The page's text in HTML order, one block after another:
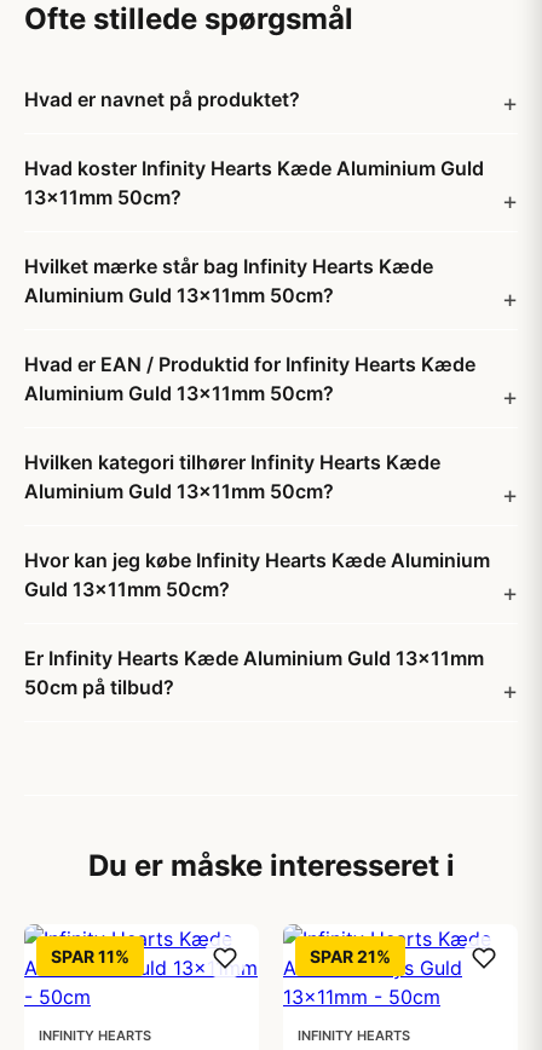
Ofte stillede spørgsmål
Hvad er navnet på produktet?
Hvad koster Infinity Hearts Kæde Aluminium Guld
13x11mm 50cm?
Hvilket mærke står bag Infinity Hearts Kæde
Aluminium Guld 13x11mm 50cm?
Hvad er EAN / Produktid for Infinity Hearts Kæde
Aluminium Guld 13x11mm 50cm?
Hvilken kategori tilhører Infinity Hearts Kæde
Aluminium Guld 13x11mm 50cm?
Hvor kan jeg købe Infinity Hearts Kæde Aluminium
Guld 13x11mm 50cm?
Er Infinity Hearts Kæde Aluminium Guld 13x11mm
50cm på tilbud?
Du er måske interesseret i
SPAR 11%
INFINITY HEARTS
SPAR 21%
INFINITY HEARTS